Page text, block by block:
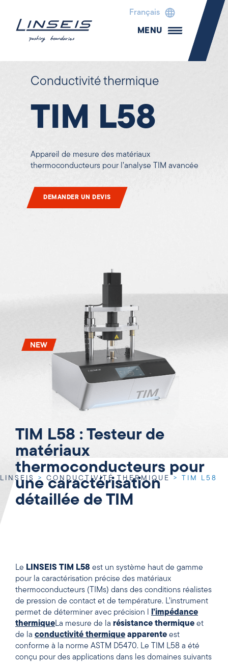
Français
MENU
Conductivité thermique
TIM L58
Appareil de mesure des matériaux
thermoconducteurs pour l’analyse TIM avancée
DEMANDER UN DEVIS
LINSEIS > CONDUCTIVITÉ THERMIQUE > TIM L58
TIM L58 : Testeur de
matériaux
thermoconducteurs pour
une caractérisation
détaillée de TIM
Le LINSEIS TIM L58 est un système haut de gamme
pour la caractérisation précise des matériaux
thermoconducteurs (TIMs) dans des conditions réalistes
de pression de contact et de température. L’instrument
permet de déterminer avec précision l
l’impédance
thermiqueLa mesure de la résistance thermique et
de la conductivité thermique apparente est
conforme à la norme ASTM D5470. Le TIM L58 a été
conçu pour des applications dans les domaines suivants